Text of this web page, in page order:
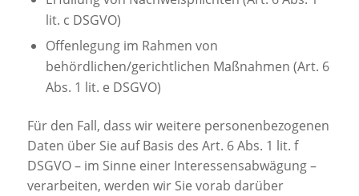
lit. c DSGVO)
Offenlegung im Rahmen von
behördlichen/gerichtlichen Maßnahmen (Art. 6
Abs. 1 lit. e DSGVO)
Für den Fall, dass wir weitere personenbezogenen
Daten über Sie auf Basis des Art. 6 Abs. 1 lit. f
DSGVO – im Sinne einer Interessensabwägung –
verarbeiten, werden wir Sie vorab darüber